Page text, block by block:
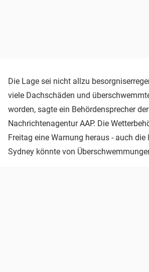
Die Lage sei nicht allzu
viele Dachschäden und
worden, sagte ein Behördensprecher
Nachrichtenagentur AAP. Die
Freitag eine Warnung heraus - auch
Sydney könnte von